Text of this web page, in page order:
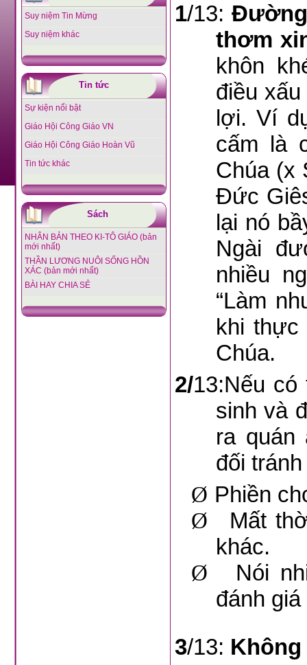
Suy niệm Tin Mừng
Suy niệm khác
Tin tức
Sự kiện nổi bật
Giáo Hội Công Giáo VN
Giáo Hội Công Giáo Hoàn Vũ
Tin tức khác
Sách
NHÂN BẢN THEO KI-TÔ GIÁO (bản
mới nhất)
THẦN LƯƠNG NUÔI SỐNG HỒN
XÁC (bản mới nhất)
BÀI HAY CHIA SẺ
1/13:
thơm
khôn
điều
lợi. Ví
cấm là
Chúa (x
Ðức
lại nó
Ngài
nhiều
“Làm
khi thực
Chúa.
2/13:Nếu
sinh và
ra quán
đối
Ø Phiền
Ø
Mất
khác.
Ø
Nói
đánh
3/13: